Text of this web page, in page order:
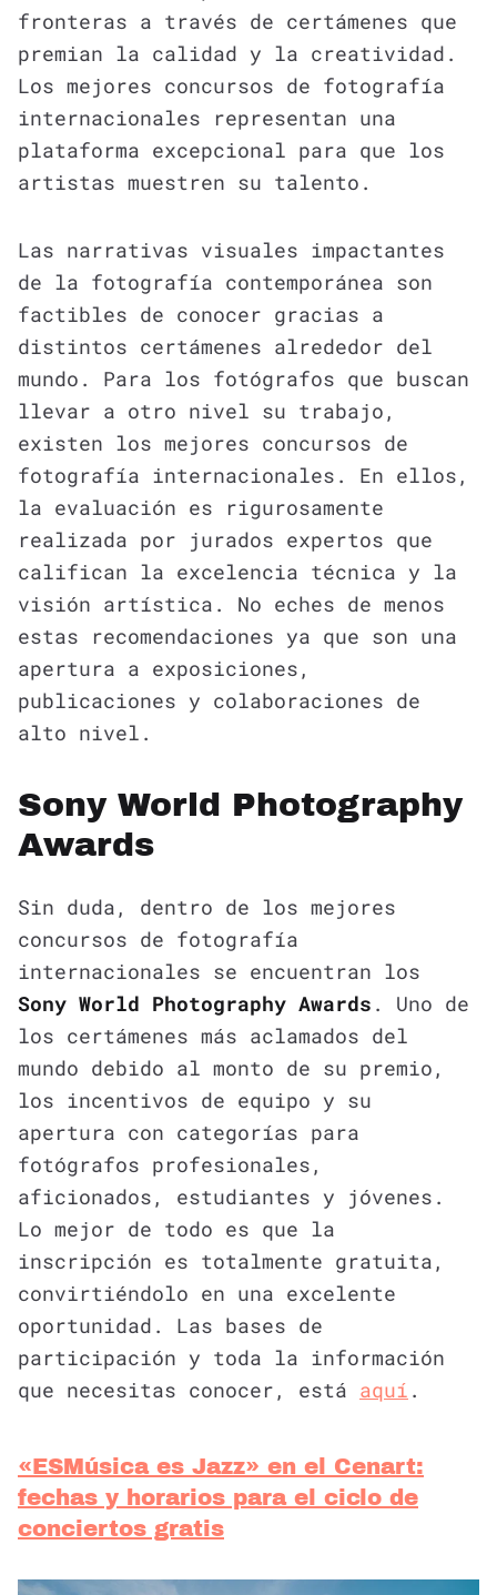
fronteras a través de certámenes que
premian la calidad y la creatividad.
Los mejores concursos de fotografía
internacionales representan una
plataforma excepcional para que los
artistas muestren su talento.
Las narrativas visuales impactantes
de la fotografía contemporánea son
factibles de conocer gracias a
distintos certámenes alrededor del
mundo. Para los fotógrafos que buscan
llevar a otro nivel su trabajo,
existen los mejores concursos de
fotografía internacionales. En ellos,
la evaluación es rigurosamente
realizada por jurados expertos que
califican la excelencia técnica y la
visión artística. No eches de menos
estas recomendaciones ya que son una
apertura a exposiciones,
publicaciones y colaboraciones de
alto nivel.
Sony World Photography
Awards
Sin duda, dentro de los mejores
concursos de fotografía
internacionales se encuentran los
Sony World Photography Awards . Uno de
los certámenes más aclamados del
mundo debido al monto de su premio,
los incentivos de equipo y su
apertura con categorías para
fotógrafos profesionales,
aficionados, estudiantes y jóvenes.
Lo mejor de todo es que la
inscripción es totalmente gratuita,
convirtiéndolo en una excelente
oportunidad. Las bases de
participación y toda la información
que necesitas conocer, está aquí .
«ESMúsica es Jazz» en el Cenart:
fechas y horarios para el ciclo de
conciertos gratis